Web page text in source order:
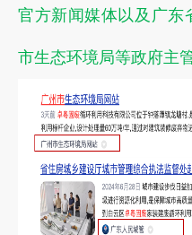
官方新闻媒体以及广东
市生态环境局等政府主